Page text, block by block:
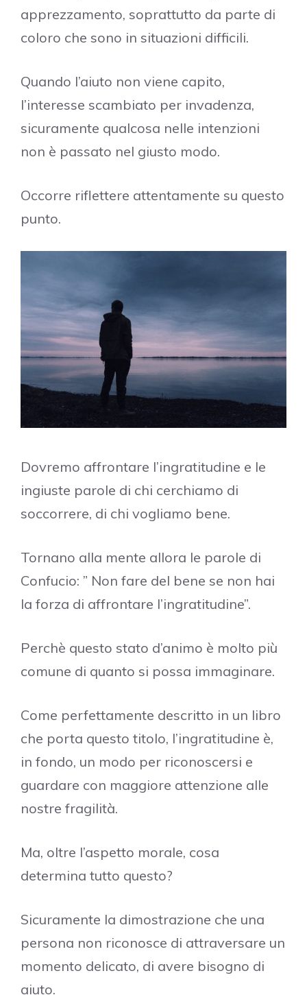
apprezzamento, soprattutto da parte di
coloro che sono in situazioni difficili.
Quando l’aiuto non viene capito,
l’interesse scambiato per invadenza,
sicuramente qualcosa nelle intenzioni
non è passato nel giusto modo.
Occorre riflettere attentamente su questo
punto.
Dovremo affrontare l’ingratitudine e le
ingiuste parole di chi cerchiamo di
soccorrere, di chi vogliamo bene.
Tornano alla mente allora le parole di
Confucio: ” Non fare del bene se non hai
la forza di affrontare l’ingratitudine”.
Perchè questo stato d’animo è molto più
comune di quanto si possa immaginare.
Come perfettamente descritto in un libro
che porta questo titolo, l’ingratitudine è,
in fondo, un modo per riconoscersi e
guardare con maggiore attenzione alle
nostre fragilità.
Ma, oltre l’aspetto morale, cosa
determina tutto questo?
Sicuramente la dimostrazione che una
persona non riconosce di attraversare un
momento delicato, di avere bisogno di
aiuto.